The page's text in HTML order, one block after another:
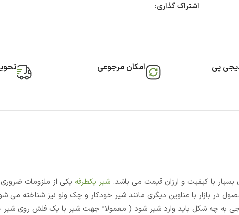
اشتراک گذاری:
پی امکان مرجوعی
شیر یکطرفه یکی از ملزومات
در بازار با عناوین دیگری مانند شیر خودکار و چک ولو نیز شناخته می
به چه شکل باید وارد شیر شود ( معمولا” جهت شیر با یک فلش روی